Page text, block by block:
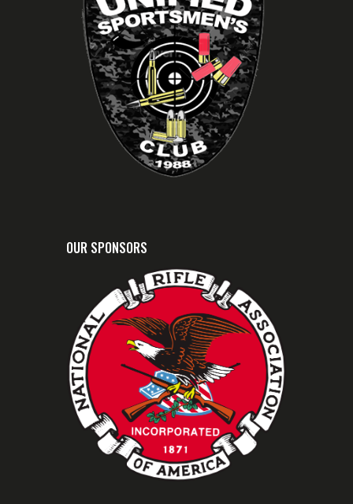
OUR SPONSORS